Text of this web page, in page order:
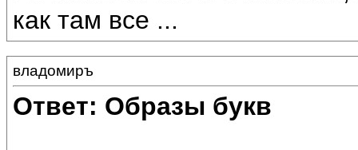
как там все ...
владомиръ
Ответ: Образы букв